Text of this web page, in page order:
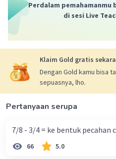
Perdalam pemahamanmu
di sesi Live
Klaim Gold gratis
Dengan Gold kamu bisa
sepuasnya, lho.
Pertanyaan serupa
7/8 - 3/4 = ke bentuk pecahan
66 5.0